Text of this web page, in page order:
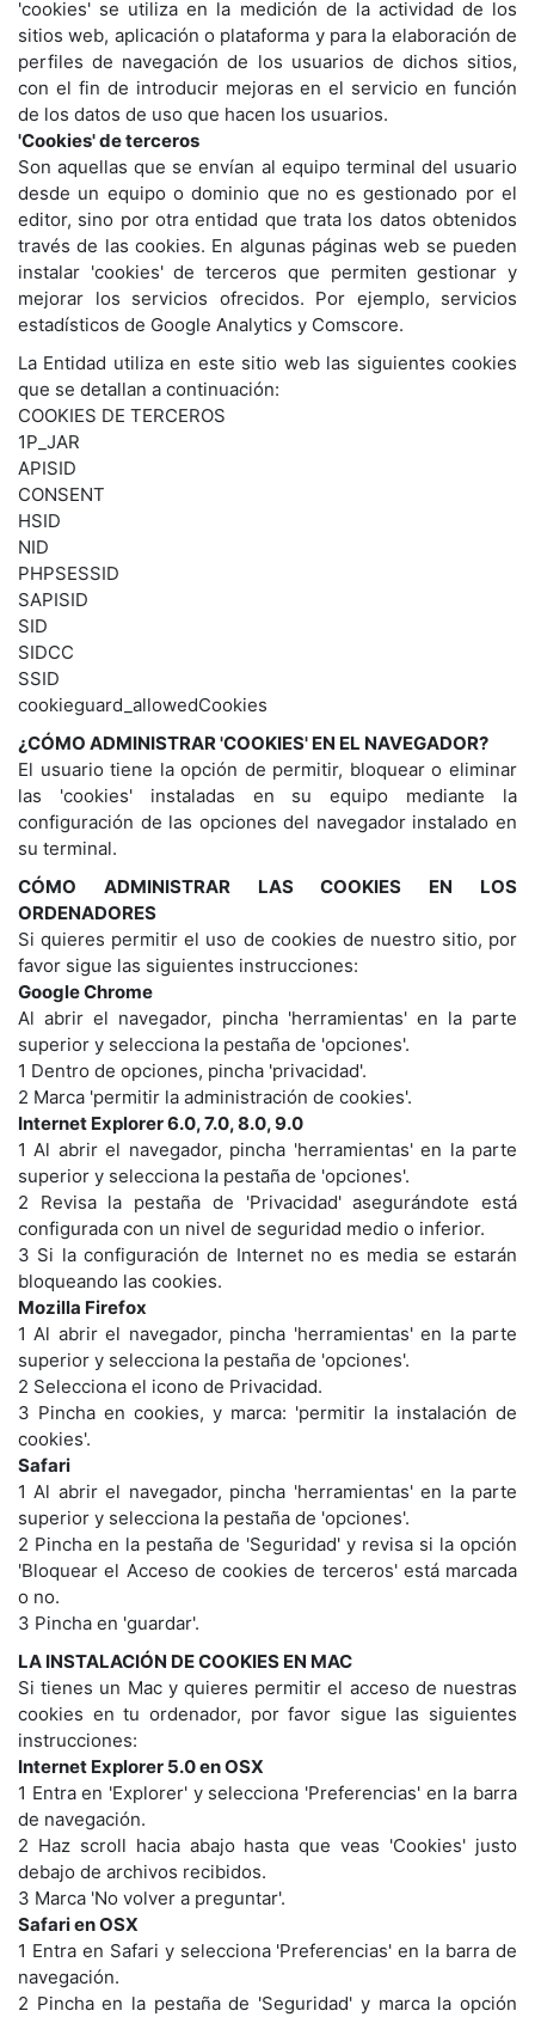
'cookies' se utiliza en la medición de la actividad de los
sitios web, aplicación o plataforma y para la elaboración de
perfiles de navegación de los usuarios de dichos sitios,
con el fin de introducir mejoras en el servicio en función
de los datos de uso que hacen los usuarios.
'Cookies' de terceros
Son aquellas que se envían al equipo terminal del usuario
desde un equipo o dominio que no es gestionado por el
editor, sino por otra entidad que trata los datos obtenidos
través de las cookies. En algunas páginas web se pueden
instalar 'cookies' de terceros que permiten gestionar y
mejorar los servicios ofrecidos. Por ejemplo, servicios
estadísticos de Google Analytics y Comscore.
La Entidad utiliza en este sitio web las siguientes cookies
que se detallan a continuación:
COOKIES DE TERCEROS
1P_JAR
APISID
CONSENT
HSID
NID
PHPSESSID
SAPISID
SID
SIDCC
SSID
cookieguard_allowedCookies
¿CÓMO ADMINISTRAR 'COOKIES' EN EL NAVEGADOR?
El usuario tiene la opción de permitir, bloquear o eliminar
las 'cookies' instaladas en su equipo mediante la
configuración de las opciones del navegador instalado en
su terminal.
CÓMO ADMINISTRAR LAS COOKIES EN LOS
ORDENADORES
Si quieres permitir el uso de cookies de nuestro sitio, por
favor sigue las siguientes instrucciones:
Google Chrome
Al abrir el navegador, pincha 'herramientas' en la parte
superior y selecciona la pestaña de 'opciones'.
1 Dentro de opciones, pincha 'privacidad'.
2 Marca 'permitir la administración de cookies'.
Internet Explorer 6.0, 7.0, 8.0, 9.0
1 Al abrir el navegador, pincha 'herramientas' en la parte
superior y selecciona la pestaña de 'opciones'.
2 Revisa la pestaña de 'Privacidad' asegurándote está
configurada con un nivel de seguridad medio o inferior.
3 Si la configuración de Internet no es media se estarán
bloqueando las cookies.
Mozilla Firefox
1 Al abrir el navegador, pincha 'herramientas' en la parte
superior y selecciona la pestaña de 'opciones'.
2 Selecciona el icono de Privacidad.
3 Pincha en cookies, y marca: 'permitir la instalación de
cookies'.
Safari
1 Al abrir el navegador, pincha 'herramientas' en la parte
superior y selecciona la pestaña de 'opciones'.
2 Pincha en la pestaña de 'Seguridad' y revisa si la opción
'Bloquear el Acceso de cookies de terceros' está marcada
o no.
3 Pincha en 'guardar'.
LA INSTALACIÓN DE COOKIES EN MAC
Si tienes un Mac y quieres permitir el acceso de nuestras
cookies en tu ordenador, por favor sigue las siguientes
instrucciones:
Internet Explorer 5.0 en OSX
1 Entra en 'Explorer' y selecciona 'Preferencias' en la barra
de navegación.
2 Haz scroll hacia abajo hasta que veas 'Cookies' justo
debajo de archivos recibidos.
3 Marca 'No volver a preguntar'.
Safari en OSX
1 Entra en Safari y selecciona 'Preferencias' en la barra de
navegación.
2 Pincha en la pestaña de 'Seguridad' y marca la opción